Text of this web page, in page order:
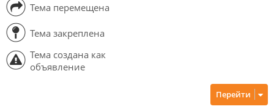
Тема перемещена
Тема закреплена
Тема создана как
объявление
Перейти